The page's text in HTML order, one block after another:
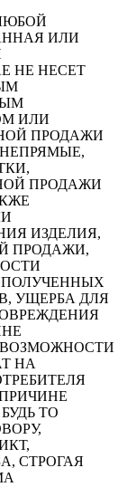
ИЛИ
НЕ НЕСЕТ
ИЛИ
ПРОДАЖИ
ПРОДАЖИ
ИЗДЕЛИЯ,
ПРОДАЖИ,
УЩЕРБА ДЛЯ
НА
ТО
СТРОГАЯ